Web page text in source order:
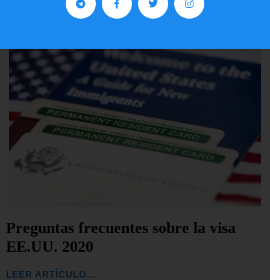
LEER ARTÍCULO...
Preguntas frecuentes sobre la visa
EE.UU. 2020
LEER ARTÍCULO...